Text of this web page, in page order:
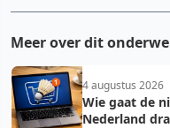
Meer over dit
4 augustus 2026
Wie gaat de
Nederland